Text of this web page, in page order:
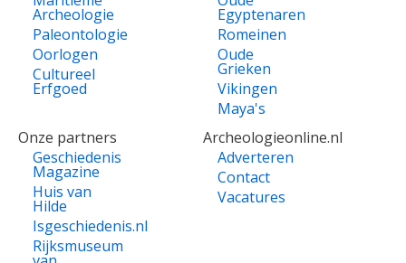
Archeologie
Paleontologie
Oorlogen
Cultureel
Erfgoed
Egyptenaren
Romeinen
Oude
Grieken
Vikingen
Maya's
Onze partners
Geschiedenis
Magazine
Huis van
Hilde
Isgeschiedenis.nl
Rijksmuseum
Archeologieonline.nl
Adverteren
Contact
Vacatures